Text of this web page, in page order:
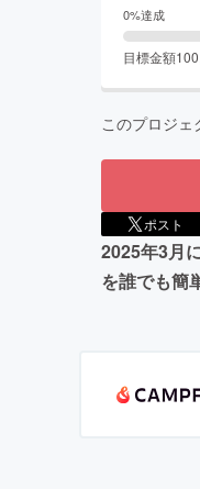
0%達成
目標金額
このプロジェ
ポスト
2025年3月
を誰でも簡